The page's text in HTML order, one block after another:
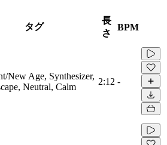
タグ
長
さ
BPM
New Age, Synthesizer,
Neutral, Calm
2:12 -